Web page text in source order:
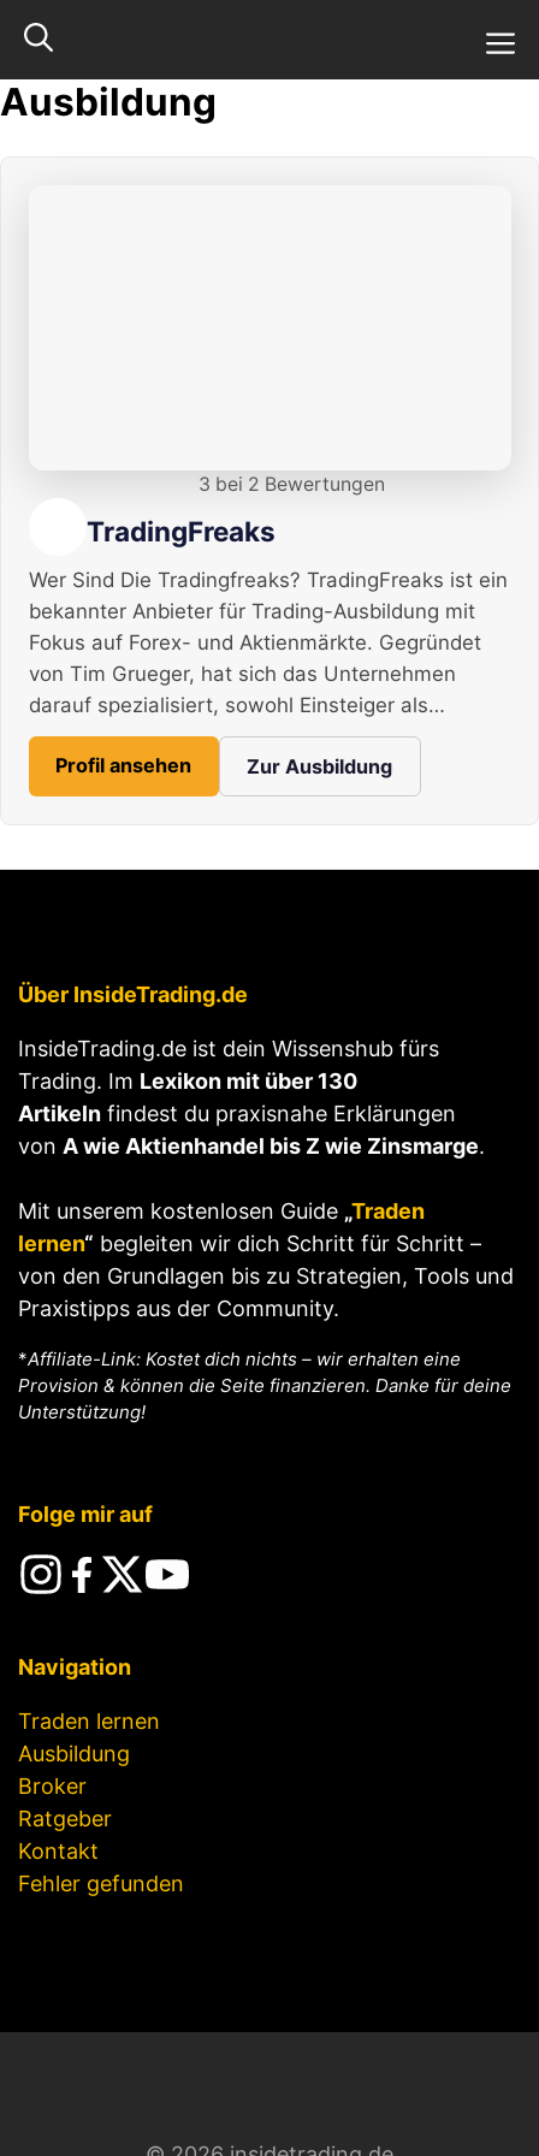
Inhalt
springen
Ausbildung
3 bei 2 Bewertungen
TradingFreaks
Wer Sind Die Tradingfreaks? TradingFreaks ist ein
bekannter Anbieter für Trading-Ausbildung mit
Fokus auf Forex- und Aktienmärkte. Gegründet
von Tim Grueger, hat sich das Unternehmen
darauf spezialisiert, sowohl Einsteiger als…
Profil ansehen Zur Ausbildung
Über InsideTrading.de
InsideTrading.de ist dein Wissenshub fürs
Trading. Im Lexikon mit über 130
Artikeln findest du praxisnahe Erklärungen
von A wie Aktienhandel bis Z wie Zinsmarge.
Mit unserem kostenlosen Guide „Traden
lernen“ begleiten wir dich Schritt für Schritt –
von den Grundlagen bis zu Strategien, Tools und
Praxistipps aus der Community.
*Affiliate-Link: Kostet dich nichts – wir erhalten eine
Provision & können die Seite finanzieren. Danke für deine
Unterstützung!
Folge mir auf
Navigation
Traden lernen
Ausbildung
Broker
Ratgeber
Kontakt
Fehler gefunden